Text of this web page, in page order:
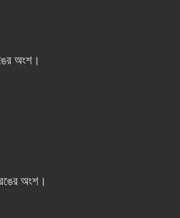
অংশ।
অংশ।